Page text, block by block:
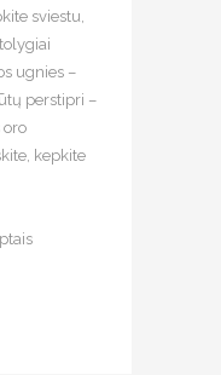
sviestu,
ugnies –
perstipri –
oro
kepkite